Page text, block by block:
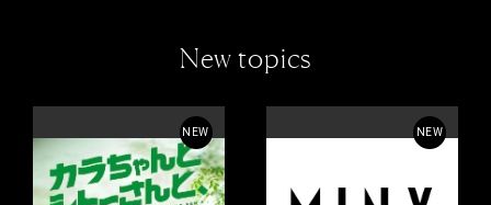
New topics
NEW NEW